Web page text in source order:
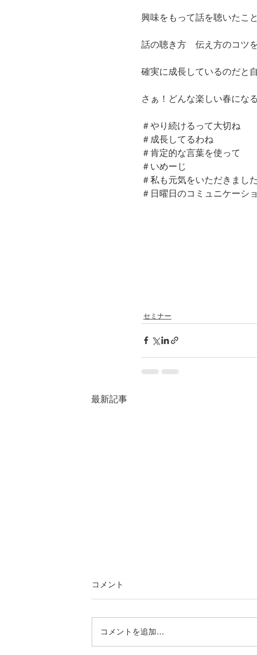
興味をもって話を聴いたこ
話の聴き方　伝え方のコツ
確実に成長しているのだと
さぁ！どんな楽しい春にな
＃やり続けるって大切ね
＃成長してるわね
＃肯定的な言葉を使って
＃いめーじ
＃私も元気をいただきました
＃日曜日のコミュニケーシ
セミナー
最新記事
コメント
コメントを追加…